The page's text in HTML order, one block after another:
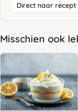
Direct naar recept
Misschien ook